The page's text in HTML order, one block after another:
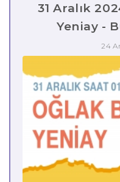
31 Aralık
Yeniay -
24